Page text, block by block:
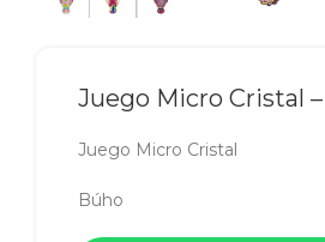
Juego Micro Cristal
Juego Micro Cristal
Búho